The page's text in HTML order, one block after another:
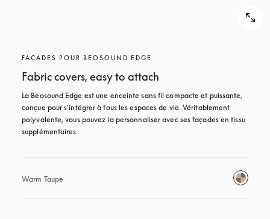
FAÇADES POUR BEOSOUND EDGE
Fabric covers, easy to attach
La Beosound Edge est une enceinte sans fil compacte et puissante,
conçue pour s’intégrer à tous les espaces de vie. Véritablement
polyvalente, vous pouvez la personnaliser avec ses façades en tissu
supplémentaires.
Warm Taupe